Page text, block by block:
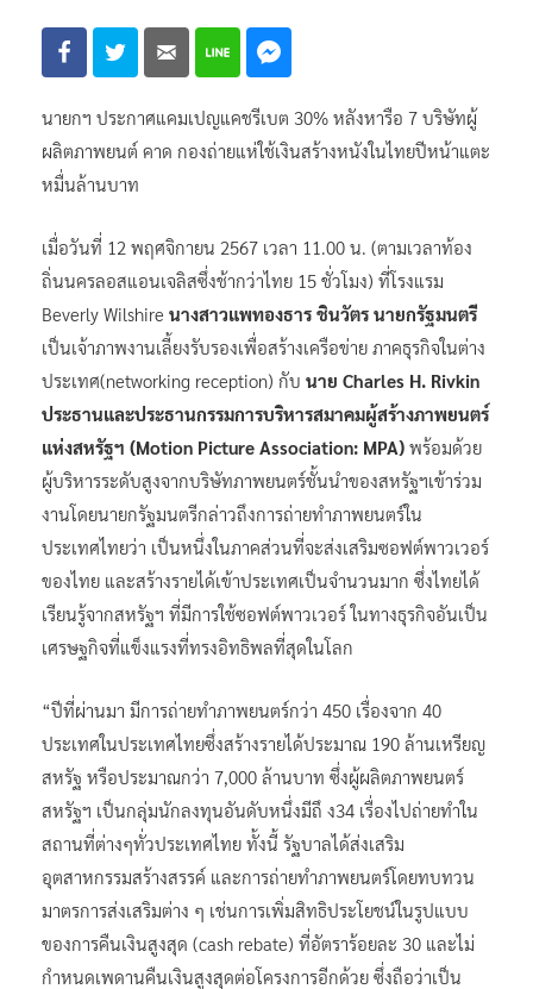
นายกฯ ประกาศแคมเปญแคชรีเบต 30% หลังหารือ 7 บริษัทผู้
ผลิตภาพยนต์ คาด กองถ่ายแห่ใช้เงินสร้างหนังในไทยปีหน้าแตะ
หมื่นล้านบาท
เมื่อวันที่ 12 พฤศจิกายน 2567 เวลา 11.00 น. (ตามเวลาท้อง
ถิ่นนครลอสแอนเจลิสซึ่งช้ากว่าไทย 15 ชั่วโมง) ที่โรงแรม
Beverly Wilshire นางสาวแพทองธาร ชินวัตร นายกรัฐมนตรี
เป็นเจ้าภาพงานเลี้ยงรับรองเพื่อสร้างเครือข่าย ภาคธุรกิจในต่าง
ประเทศ(networking reception) กับ นาย Charles H. Rivkin
ประธานและประธานกรรมการบริหารสมาคมผู้สร้างภาพยนตร์
แห่งสหรัฐฯ (Motion Picture Association: MPA) พร้อมด้วย
ผู้บริหารระดับสูงจากบริษัทภาพยนตร์ชั้นนำของสหรัฐฯเข้าร่วม
งานโดยนายกรัฐมนตรีกล่าวถึงการถ่ายทำภาพยนตร์ใน
ประเทศไทยว่า เป็นหนึ่งในภาคส่วนที่จะส่งเสริมซอฟต์พาวเวอร์
ของไทย และสร้างรายได้เข้าประเทศเป็นจำนวนมาก ซึ่งไทยได้
เรียนรู้จากสหรัฐฯ ที่มีการใช้ซอฟต์พาวเวอร์ ในทางธุรกิจอันเป็น
เศรษฐกิจที่แข็งแรงที่ทรงอิทธิพลที่สุดในโลก
“ปีที่ผ่านมา มีการถ่ายทำภาพยนตร์กว่า 450 เรื่องจาก 40
ประเทศในประเทศไทยซึ่งสร้างรายได้ประมาณ 190 ล้านเหรียญ
สหรัฐ หรือประมาณกว่า 7,000 ล้านบาท ซึ่งผู้ผลิตภาพยนตร์
สหรัฐฯ เป็นกลุ่มนักลงทุนอันดับหนึ่งมีถึ ง34 เรื่องไปถ่ายทำใน
สถานที่ต่างๆทั่วประเทศไทย ทั้งนี้ รัฐบาลได้ส่งเสริม
อุตสาหกรรมสร้างสรรค์ และการถ่ายทำภาพยนตร์โดยทบทวน
มาตรการส่งเสริมต่าง ๆ เช่นการเพิ่มสิทธิประโยชน์ในรูปแบบ
ของการคืนเงินสูงสุด (cash rebate) ที่อัตราร้อยละ 30 และไม่
กำหนดเพดานคืนเงินสูงสุดต่อโครงการอีกด้วย ซึ่งถือว่าเป็น